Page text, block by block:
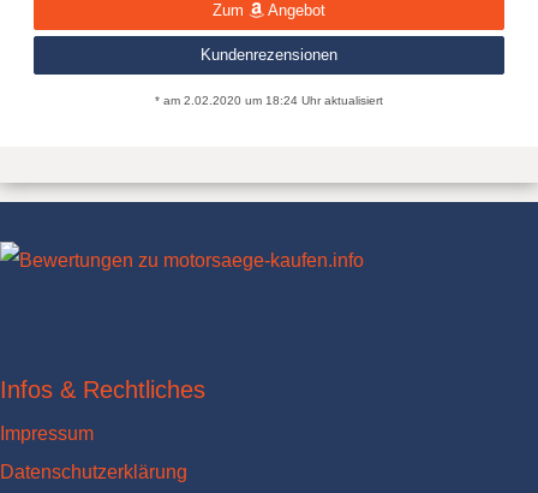
Zum Angebot
Kundenrezensionen
* am 2.02.2020 um 18:24 Uhr aktualisiert
Infos & Rechtliches
Impressum
Datenschutzerklärung